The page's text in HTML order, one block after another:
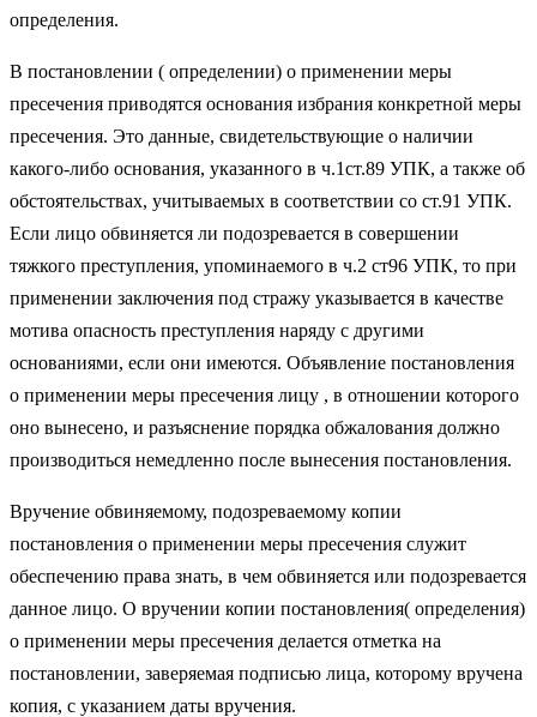
определения.
В постановлении ( определении) о применении меры
пресечения приводятся основания избрания конкретной меры
пресечения. Это данные, свидетельствующие о наличии
какого-либо основания, указанного в ч.1ст.89 УПК, а также об
обстоятельствах, учитываемых в соответствии со ст.91 УПК.
Если лицо обвиняется ли подозревается в совершении
тяжкого преступления, упоминаемого в ч.2 ст96 УПК, то при
применении заключения под стражу указывается в качестве
мотива опасность преступления наряду с другими
основаниями, если они имеются. Объявление постановления
о применении меры пресечения лицу , в отношении которого
оно вынесено, и разъяснение порядка обжалования должно
производиться немедленно после вынесения постановления.
Вручение обвиняемому, подозреваемому копии
постановления о применении меры пресечения служит
обеспечению права знать, в чем обвиняется или подозревается
данное лицо. О вручении копии постановления( определения)
о применении меры пресечения делается отметка на
постановлении, заверяемая подписью лица, которому вручена
копия, с указанием даты вручения.